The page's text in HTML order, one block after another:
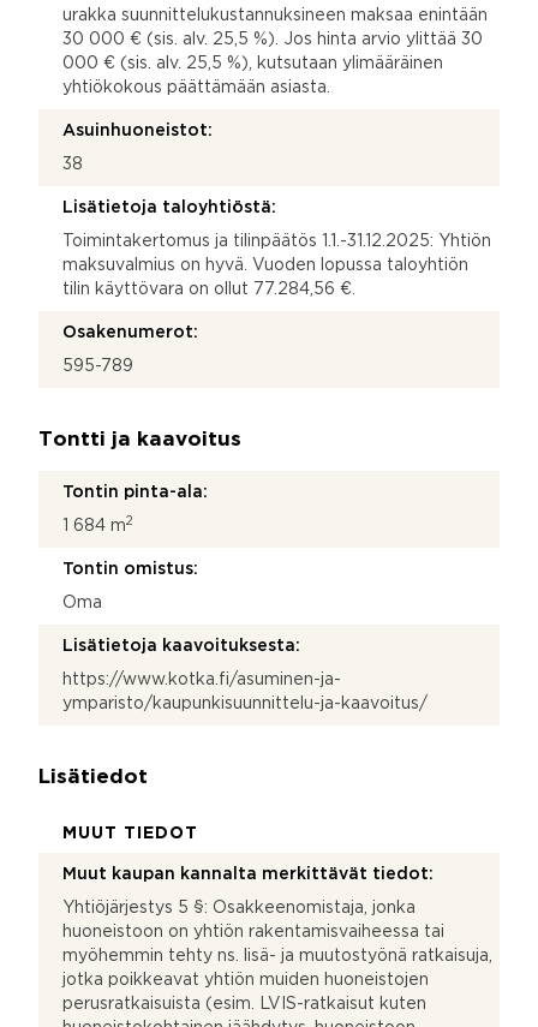
urakka suunnittelukustannuksineen maksaa enintään
30 000 € (sis. alv. 25,5 %). Jos hinta arvio ylittää 30
000 € (sis. alv. 25,5 %), kutsutaan ylimääräinen
yhtiökokous päättämään asiasta.
Asuinhuoneistot:
38
Lisätietoja taloyhtiöstä:
Toimintakertomus ja tilinpäätös 1.1.-31.12.2025: Yhtiön
maksuvalmius on hyvä. Vuoden lopussa taloyhtiön
tilin käyttövara on ollut 77.284,56 €.
Osakenumerot:
595-789
Tontti ja kaavoitus
Tontin pinta-ala:
1 684 m2
Tontin omistus:
Oma
Lisätietoja kaavoituksesta:
https://www.kotka.fi/asuminen-ja-
ymparisto/kaupunkisuunnittelu-ja-kaavoitus/
Lisätiedot
MUUT TIEDOT
Muut kaupan kannalta merkittävät tiedot:
Yhtiöjärjestys 5 §: Osakkeenomistaja, jonka
huoneistoon on yhtiön rakentamisvaiheessa tai
myöhemmin tehty ns. lisä- ja muutostyönä ratkaisuja,
jotka poikkeavat yhtiön muiden huoneistojen
perusratkaisuista (esim. LVIS-ratkaisut kuten